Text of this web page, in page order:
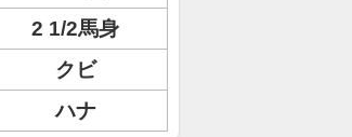
2 1/2馬身
クビ
ハナ